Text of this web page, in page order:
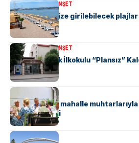
KENT GÜNDEMI MANŞET
Yalova’da denize girilebilecek plajlar
KENT GÜNDEMIMANŞET
Yalova Atatürk İlkokulu “Plansız”
KENT GÜNDEMI
Başkan Gürel, mahalle
bir araya geldi
KENT GÜNDEMI